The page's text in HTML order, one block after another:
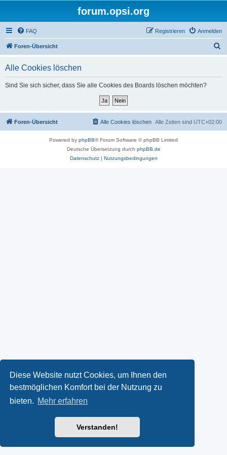
Diese Website nutzt Cookies, um Ihnen den
bestmöglichen Komfort bei der Nutzung zu
bieten. Mehr erfahren
Verstanden!
forum.opsi.org
FAQ Anmelden
Registrieren
Foren-Übersicht
Alle Cookies löschen
Sind Sie sich sicher, dass Sie alle Cookies des Boards löschen möchten?
Foren-Übersicht Alle Zeiten sind UTC+02:00
Alle Cookies löschen
Powered by phpBB® Forum Software © phpBB Limited
Deutsche Übersetzung durch phpBB.de
Datenschutz| Nutzungsbedingungen